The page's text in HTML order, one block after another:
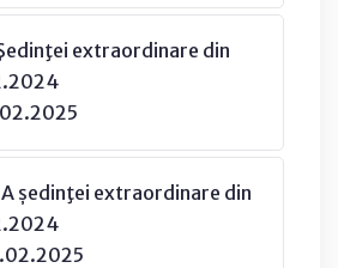
extraordinare din
ședinţei extraordinare din